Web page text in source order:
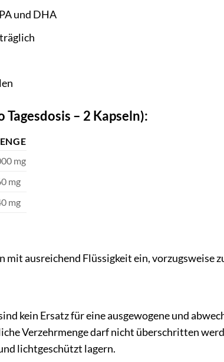
und DHA
– 2 Kapseln):
mg
mg
mg
mit ausreichend Flüssigkeit ein, vorzugsweise
kein Ersatz für eine ausgewogene und
Verzehrmenge darf nicht überschritten
lichtgeschützt lagern.